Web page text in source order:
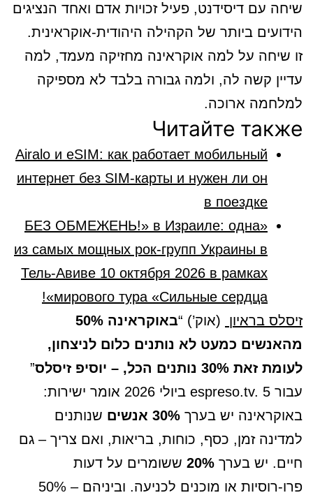
שיחה עם דיסידנט, פעיל זכויות אדם ואחד הנציגים
הידועים ביותר של הקהילה היהודית-אוקראינית.
זו שיחה על למה אוקראינה מחזיקה מעמד, למה
עדיין קשה לה, ולמה גבורה בלבד לא מספיקה
למלחמה ארוכה.
Читайте также
Airalo и eSIM: как работает мобильный
интернет без SIM-карты и нужен ли он
в поездке
«БЕЗ ОБМЕЖЕНЬ!» в Израиле: одна
из самых мощных рок-групп Украины в
Тель-Авиве 10 октября 2026 в рамках
мирового тура «Сильные сердца»!
זיסלס בראיון
(אוק’) “
באוקראינה 50%
מהאנשים כמעט לא נותנים כלום לניצחון,
לעומת זאת 30% נותנים הכל, – יוסיפ זיסלס
”
עבור espreso.tv. 5 ביולי 2026 אומר ישירות:
באוקראינה יש בערך 30% אנשים
שנותנים
למדינה זמן, כסף, כוחות, בריאות, ואם צריך – גם
חיים. יש בערך 20% ששומרים על דעות
פרו-רוסיות או מוכנים לכניעה. וביניהם – 50%